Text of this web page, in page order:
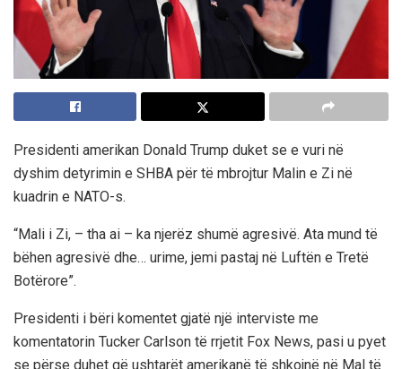
Presidenti amerikan Donald Trump duket se e vuri në
dyshim detyrimin e SHBA për të mbrojtur Malin e Zi në
kuadrin e NATO-s.
“Mali i Zi, – tha ai – ka njerëz shumë agresivë. Ata mund të
bëhen agresivë dhe… urime, jemi pastaj në Luftën e Tretë
Botërore”.
Presidenti i bëri komentet gjatë një interviste me
komentatorin Tucker Carlson të rrjetit Fox News, pasi u pyet
se përse duhet që ushtarët amerikanë të shkojnë në Mal të